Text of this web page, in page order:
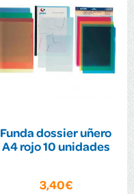
Funda dossier uñero
A4 rojo 10 unidades
3,40€